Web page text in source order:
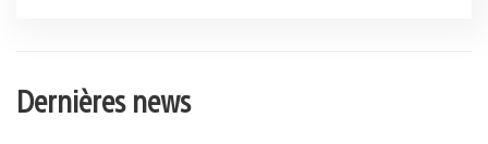
Dernières news